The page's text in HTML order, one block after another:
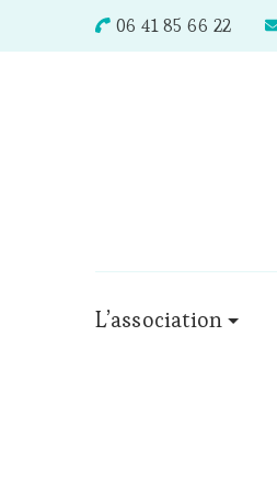
06 41 85 66 22
L’association